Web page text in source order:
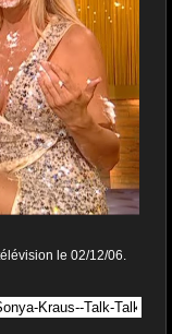
le 02/12/06.